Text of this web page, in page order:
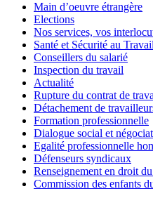
Main d’oeuvre étrangère
Elections
Nos services, vos
Santé et Sécurité au
Conseillers du salarié
Inspection du travail
Actualité
Rupture du contrat de
Détachement de
Formation professionnelle
Dialogue social et
Egalité professionnelle
Défenseurs syndicaux
Renseignement en droit
Commission des enfants